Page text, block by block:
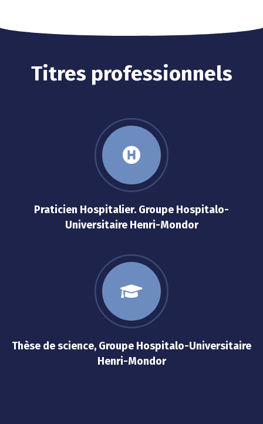
Titres professionnels
Praticien Hospitalier. Groupe Hospitalo-
Universitaire Henri-Mondor
Thèse de science, Groupe Hospitalo-Universitaire
Henri-Mondor